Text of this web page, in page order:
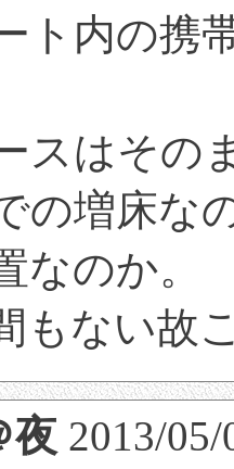
ト内の携
スはその
の増床な
なのか。
もない故
夜 2013/05/